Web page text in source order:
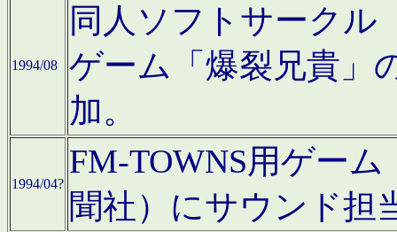
1994/08
同人ソフトサークル
ゲーム「爆裂兄貴」
加。
1994/04?
FM-TOWNS用ゲー
聞社）にサウンド担